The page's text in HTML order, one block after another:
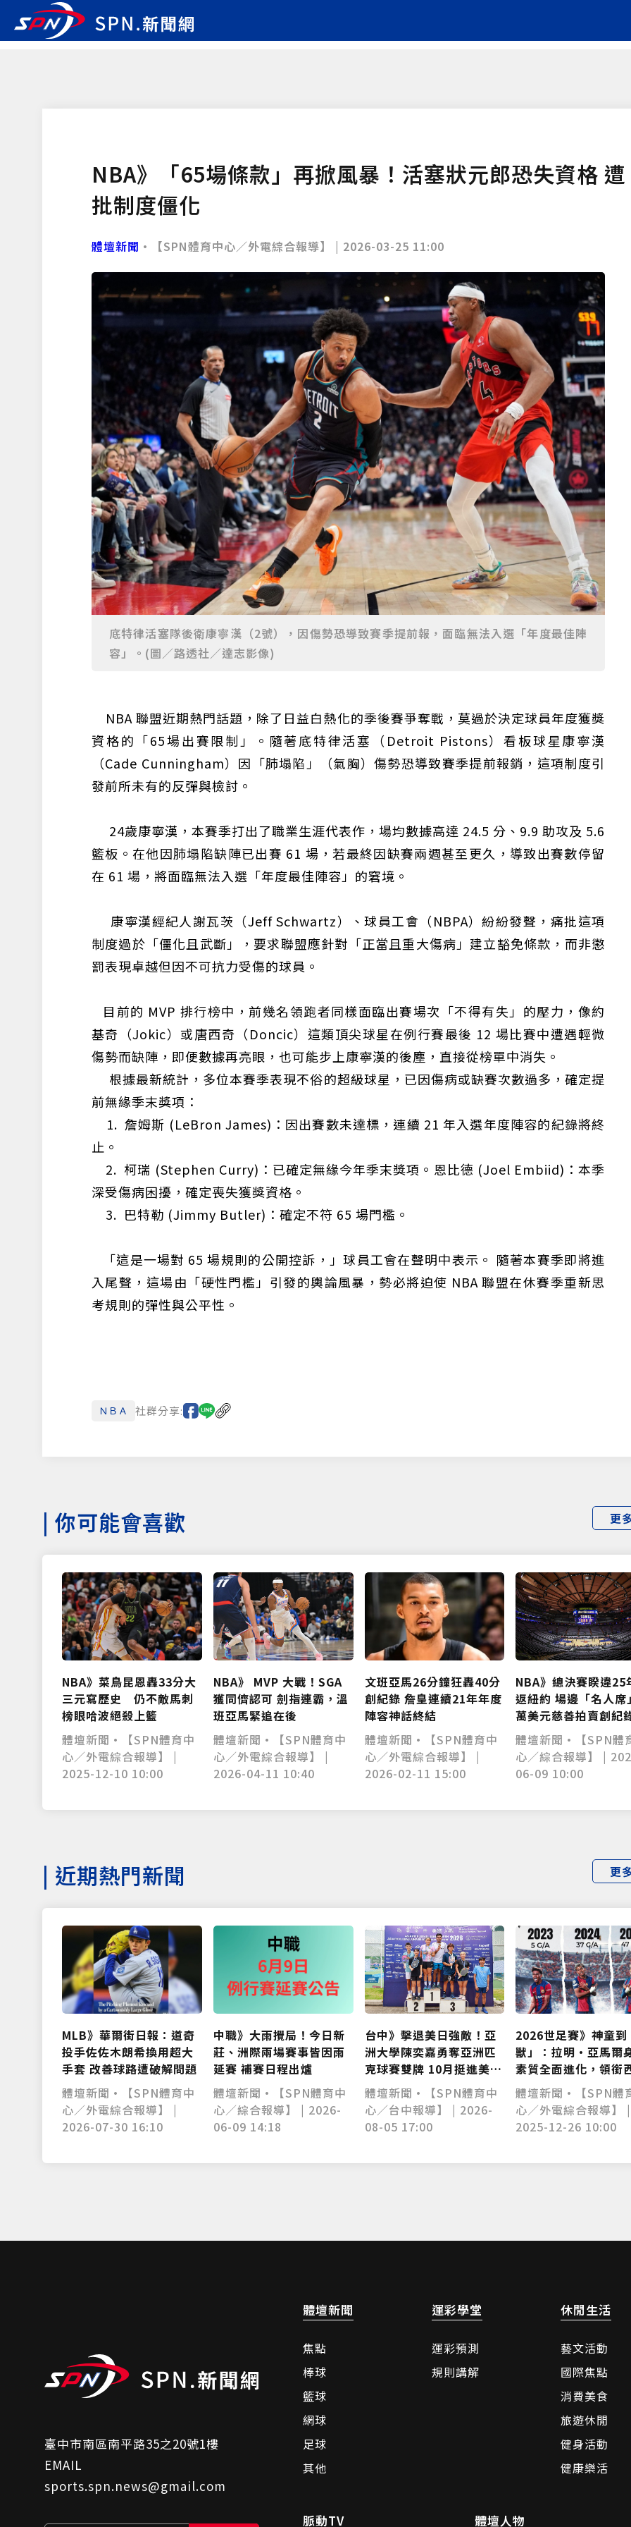
NBA》「65場條款」再掀風暴！活塞狀元郎恐失資格 遭
批制度僵化
體壇新聞 •【SPN體育中心／外電綜合報導】 | 2026-03-25 11:00
底特律活塞隊後衛康寧漢（2號），因傷勢恐導致賽季提前報，面臨無法入選「年度最佳陣
容」。(圖∕路透社∕達志影像)
NBA 聯盟近期熱門話題，除了日益白熱化的季後賽爭奪戰，莫過於決定球員年度獲獎
資格的「65場出賽限制」。隨著底特律活塞（Detroit Pistons）看板球星康寧漢
（Cade Cunningham）因「肺塌陷」（氣胸）傷勢恐導致賽季提前報銷，這項制度引
發前所未有的反彈與檢討。
24歲康寧漢，本賽季打出了職業生涯代表作，場均數據高達 24.5 分、9.9 助攻及 5.6
籃板。在他因肺塌陷缺陣已出賽 61 場，若最終因缺賽兩週甚至更久，導致出賽數停留
在 61 場，將面臨無法入選「年度最佳陣容」的窘境。
康寧漢經紀人謝瓦茨（Jeff Schwartz）、球員工會（NBPA）紛紛發聲，痛批這項
制度過於「僵化且武斷」，要求聯盟應針對「正當且重大傷病」建立豁免條款，而非懲
罰表現卓越但因不可抗力受傷的球員。
目前的 MVP 排行榜中，前幾名領跑者同樣面臨出賽場次「不得有失」的壓力，像約
基奇（Jokic）或唐西奇（Doncic）這類頂尖球星在例行賽最後 12 場比賽中遭遇輕微
傷勢而缺陣，即便數據再亮眼，也可能步上康寧漢的後塵，直接從榜單中消失。
根據最新統計，多位本賽季表現不俗的超級球星，已因傷病或缺賽次數過多，確定提
前無緣季末獎項：
1. 詹姆斯 (LeBron James)：因出賽數未達標，連續 21 年入選年度陣容的紀錄將終
止。
2. 柯瑞 (Stephen Curry)：已確定無緣今年季末獎項。恩比德 (Joel Embiid)：本季
深受傷病困擾，確定喪失獲獎資格。
3. 巴特勒 (Jimmy Butler)：確定不符 65 場門檻。
「這是一場對 65 場規則的公開控訴，」球員工會在聲明中表示。 隨著本賽季即將進
入尾聲，這場由「硬性門檻」引發的輿論風暴，勢必將迫使 NBA 聯盟在休賽季重新思
考規則的彈性與公平性。
ＮＢＡ 社群分享:
| 你可能會喜歡 更
NBA》菜鳥昆恩轟33分大
三元寫歷史 仍不敵馬刺
榜眼哈波絕殺上籃
體壇新聞•【SPN體育中
心／外電綜合報導】 |
2025-12-10 10:00
NBA》 MVP 大戰！SGA
獲同儕認可 劍指連霸，溫
班亞馬緊追在後
體壇新聞•【SPN體育中
心／外電綜合報導】 |
2026-04-11 10:40
文班亞馬26分鐘狂轟40分
創紀錄 詹皇連續21年年度
陣容神話終結
體壇新聞•【SPN體育中
心／外電綜合報導】 |
2026-02-11 15:00
NBA》總決賽睽違25
返紐約 場邊「名人席
萬美元慈善拍賣創紀
體壇新聞•【SPN體
心／綜合報導】 |
06-09 10:00
| 近期熱門新聞 更
MLB》華爾街日報：道奇
投手佐佐木朗希換用超大
手套 改善球路遭破解問題
體壇新聞•【SPN體育中
心／外電綜合報導】 |
2026-07-30 16:10
中職》大雨攪局！今日新
莊、洲際兩場賽事皆因雨
延賽 補賽日程出爐
體壇新聞•【SPN體育中
心／綜合報導】 | 2026-
06-09 14:18
台中》擊退美日強敵！亞
洲大學陳奕嘉勇奪亞洲匹
克球賽雙牌 10月挺進美國
世界賽
體壇新聞•【SPN體育中
心／台中報導】 | 2026-
08-05 17:00
2026世足賽》神童到
獸」：拉明·亞馬爾
素質全面進化，領銜
牙劍指 2026 世界盃
體壇新聞•【SPN體
心／外電綜合報導】 |
2025-12-26 10:00
臺中市南區南平路35之20號1樓
EMAIL
sports.spn.news@gmail.com
體壇新聞
焦點
棒球
籃球
網球
足球
其他
運彩學堂
運彩預測
規則講解
休閒生活
藝文活動
國際焦點
消費美食
旅遊休閒
健身活動
健康樂活
脈動TV 體壇人物